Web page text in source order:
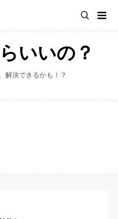
いいの？
解決できるかも！？